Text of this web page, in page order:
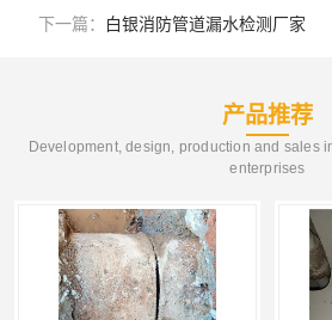
下一篇： 白银消防管道漏水检测厂家
产品推荐
Development, design, production and sales
enterprises